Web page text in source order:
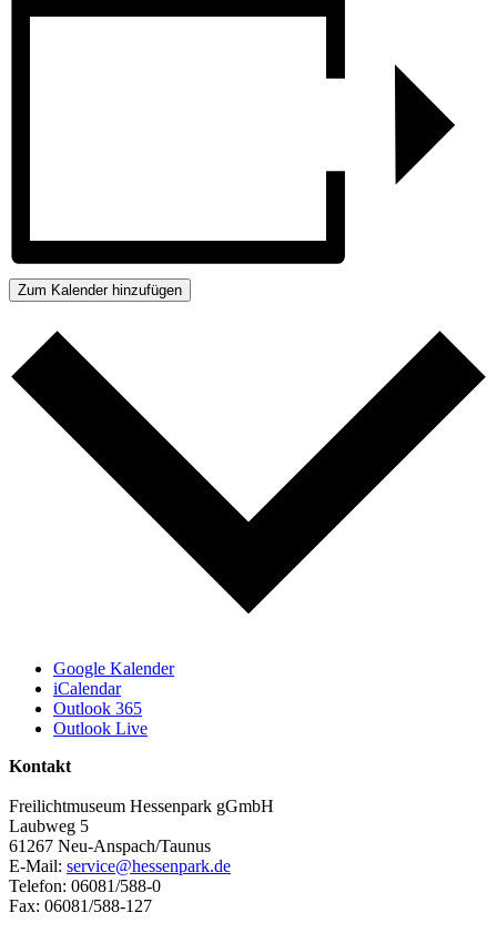
Zum Kalender hinzufügen
Google Kalender
iCalendar
Outlook 365
Outlook Live
Kontakt
Freilichtmuseum Hessenpark gGmbH
Laubweg 5
61267 Neu-Anspach/Taunus
E-Mail: service@hessenpark.de
Telefon: 06081/588-0
Fax: 06081/588-127